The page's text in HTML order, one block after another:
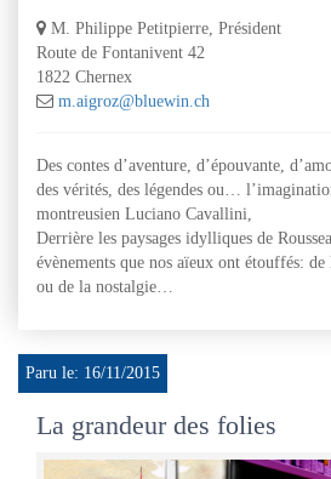
M. Philippe Petitpierre, Président
Route de Fontanivent 42
1822 Chernex
m.aigroz@bluewin.ch
Des contes d’aventure, d’épouvante,
des vérités, des légendes ou…
montreusien Luciano Cavallini,
Derrière les paysages idylliques de
évènements que nos aïeux ont étouffés: de
ou de la nostalgie…
Paru le: 16/11/2015
La grandeur des folies